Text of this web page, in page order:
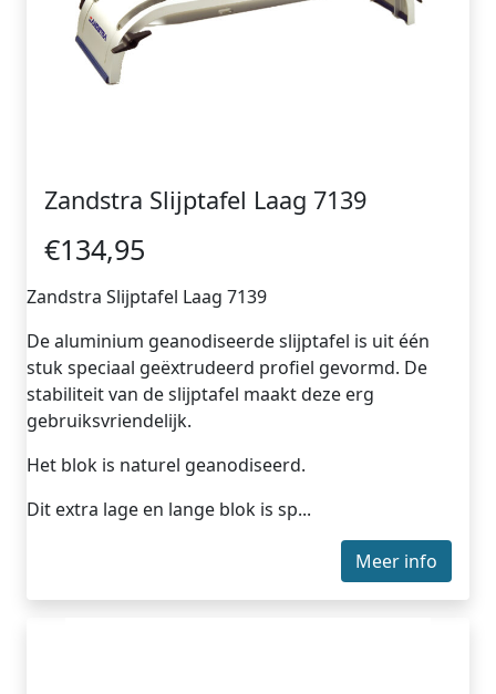
Zandstra Slijptafel Laag 7139
€134,95
Zandstra Slijptafel Laag 7139
De aluminium geanodiseerde slijptafel is uit één
stuk speciaal geëxtrudeerd profiel gevormd. De
stabiliteit van de slijptafel maakt deze erg
gebruiksvriendelijk.
Het blok is naturel geanodiseerd.
Dit extra lage en lange blok is sp...
Meer info